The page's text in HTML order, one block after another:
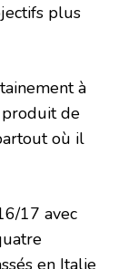
plus
à
de
où il
17 avec
en Italie